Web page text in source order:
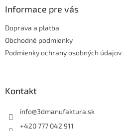
Informace pre vás
Doprava a platba
Obchodné podmienky
Podmienky ochrany osobných údajov
Kontakt
info@3dmanufaktura.sk
+420 777 042 911